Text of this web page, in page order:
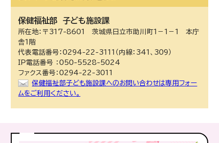
保健福祉部子ども施設課
所在地：〒317-8601 茨城県日立市助川町1－1－1 本庁
舎1階
代表電話番号：0294-22-3111（内線：341、309）
IP電話番号 ：050-5528-5024
ファクス番号：0294-22-3011
保健福祉部子ども施設課へのお問い合わせは専用フォー
ムをご利用ください。